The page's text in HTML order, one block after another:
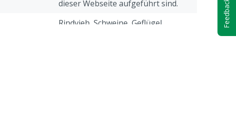
dieser Webseite aufgeführt sind.
Rindvieh, Schweine, Geflügel,
Feedback